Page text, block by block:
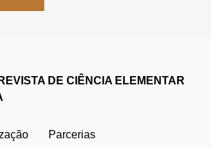
DE CIÊNCIA ELEMENTAR
Parcerias